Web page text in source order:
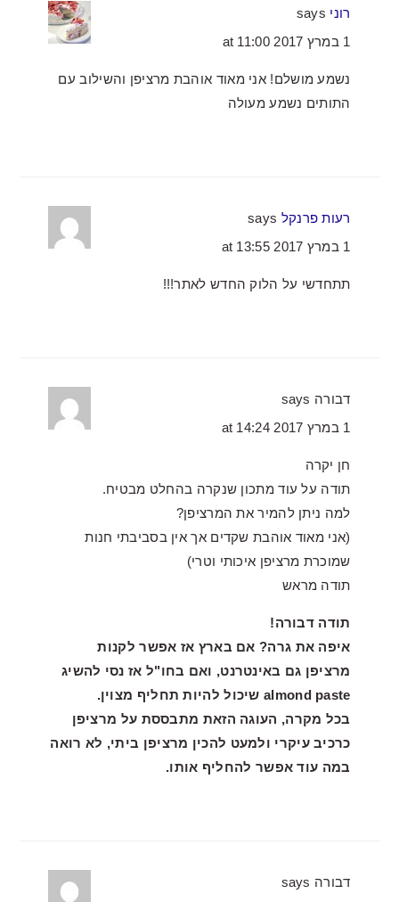
רוני says
1 במרץ 2017 at 11:00
נשמע מושלם! אני מאוד אוהבת מרציפן והשילוב עם
התותים נשמע מעולה
רעות פרנקל says
1 במרץ 2017 at 13:55
תתחדשי על הלוק החדש לאתר!!!
דבורה says
1 במרץ 2017 at 14:24
חן יקרה
תודה על עוד מתכון שנקרה בהחלט מבטיח.
למה ניתן להמיר את המרציפן?
(אני מאוד אוהבת שקדים אך אין בסביבתי חנות
שמוכרת מרציפן איכותי וטרי)
תודה מראש
תודה דבורה!
איפה את גרה? אם בארץ אז אפשר לקנות
מרציפן גם באינטרנט, ואם בחו"ל אז נסי להשיג
almond paste שיכול להיות תחליף מצוין.
בכל מקרה, העוגה הזאת מתבססת על מרציפן
כרכיב עיקרי ולמעט להכין מרציפן ביתי, לא רואה
במה עוד אפשר להחליף אותו.
דבורה says